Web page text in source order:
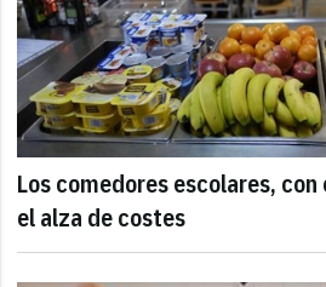
Los comedores escolares,
el alza de costes